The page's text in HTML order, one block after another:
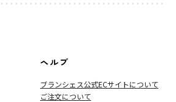
ヘルプ
ブランシェス公式ECサイトについて
ご注文について